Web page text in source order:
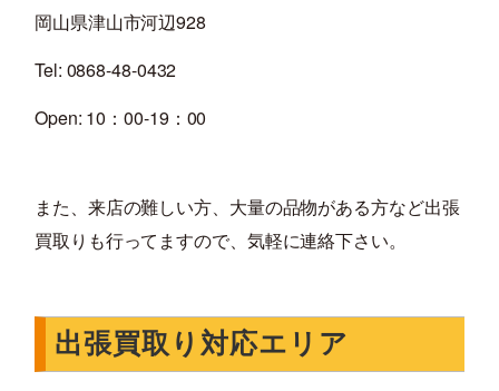
岡山県津山市河辺928
Tel: 0868-48-0432
Open: 10：00-19：00
また、来店の難しい方、大量の品物がある方など出張
買取りも行ってますので、気軽に連絡下さい。
出張買取り対応エリア